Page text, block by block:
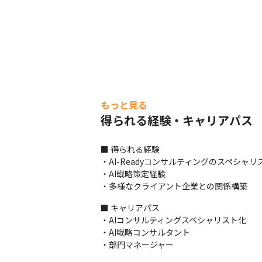
もっと見る
得られる経験・キャリアパス
■ 得られる経験
・AI-Readyコンサルティングのスペシャリ
・AI戦略策定経験
・多様なクライアント企業との関係構築
■ キャリアパス
・AIコンサルティングスペシャリスト化
・AI戦略コンサルタント
・部門マネージャー